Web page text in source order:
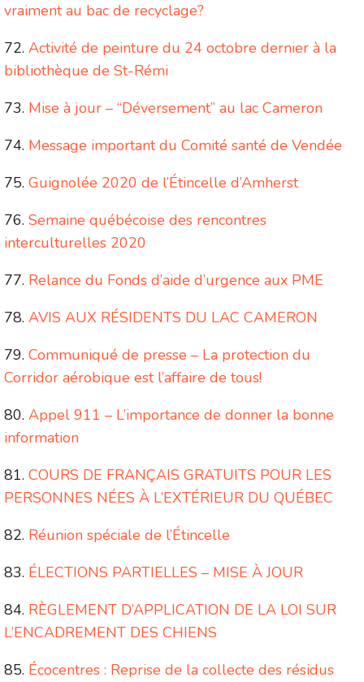
vraiment au bac de recyclage?
Activité de peinture du 24 octobre dernier à la
bibliothèque de St-Rémi
Mise à jour – “Déversement” au lac Cameron
Message important du Comité santé de Vendée
Guignolée 2020 de l’Étincelle d’Amherst
Semaine québécoise des rencontres
interculturelles 2020
Relance du Fonds d’aide d’urgence aux PME
AVIS AUX RÉSIDENTS DU LAC CAMERON
Communiqué de presse – La protection du
Corridor aérobique est l’affaire de tous!
Appel 911 – L’importance de donner la bonne
information
COURS DE FRANÇAIS GRATUITS POUR LES
PERSONNES NÉES À L’EXTÉRIEUR DU QUÉBEC
Réunion spéciale de l’Étincelle
ÉLECTIONS PARTIELLES – MISE À JOUR
RÈGLEMENT D’APPLICATION DE LA LOI SUR
L’ENCADREMENT DES CHIENS
Écocentres : Reprise de la collecte des résidus